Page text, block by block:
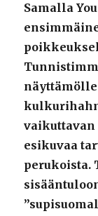
Samalla
esikuvaa
perukoista.